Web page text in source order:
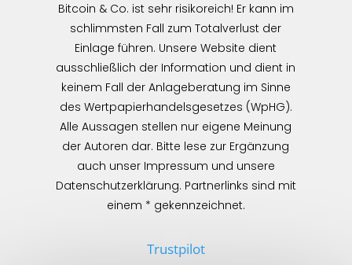
Bitcoin & Co. ist sehr risikoreich! Er kann im
schlimmsten Fall zum Totalverlust der
Einlage führen. Unsere Website dient
ausschließlich der Information und dient in
keinem Fall der Anlageberatung im Sinne
des Wertpapierhandelsgesetzes (WpHG).
Alle Aussagen stellen nur eigene Meinung
der Autoren dar. Bitte lese zur Ergänzung
auch unser Impressum und unsere
Datenschutzerklärung. Partnerlinks sind mit
einem * gekennzeichnet.
Trustpilot